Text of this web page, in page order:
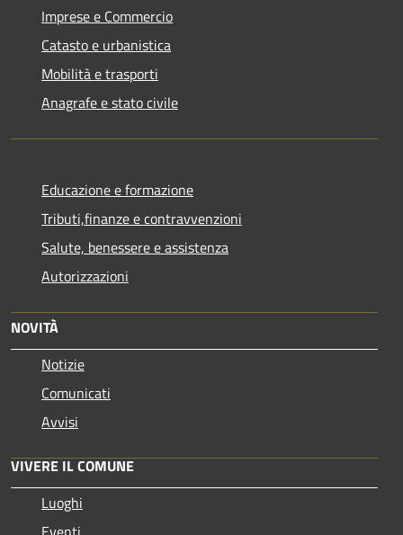
Imprese e Commercio
Catasto e urbanistica
Mobilità e trasporti
Anagrafe e stato civile
Educazione e formazione
Tributi,finanze e contravvenzioni
Salute, benessere e assistenza
Autorizzazioni
NOVITÀ
Notizie
Comunicati
Avvisi
VIVERE IL COMUNE
Luoghi